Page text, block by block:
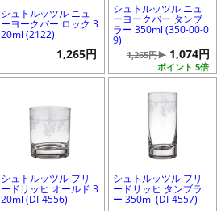
シュトルッツル ニュ
ーヨークバー ロック 3
20ml (2122)
1,265円
シュトルッツル ニュ
ーヨークバー タンブ
ラー 350ml (350-00-0
9)
ポイント 5倍
1,265円▶ 1,074円
シュトルッツル フリ
ードリッヒ オールド 3
20ml (DI-4556)
シュトルッツル フリ
ードリッヒ タンブラ
ー 350ml (DI-4557)